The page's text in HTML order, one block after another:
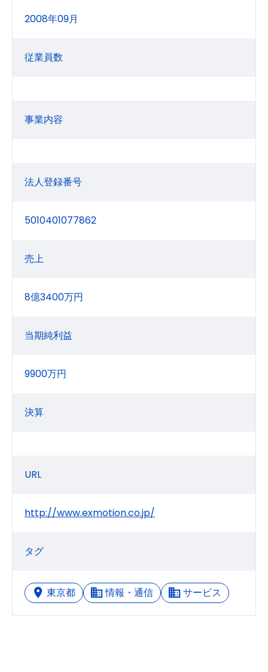
2008年09月
従業員数
事業内容
法人登録番号
5010401077862
売上
8億3400万円
当期純利益
9900万円
決算
URL
http://www.exmotion.co.jp/
タグ
東京都 情報・通信 サービス